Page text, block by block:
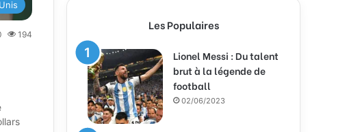
194
Les Populaires
Lionel Messi : Du talent
brut à la légende de
football
02/06/2023